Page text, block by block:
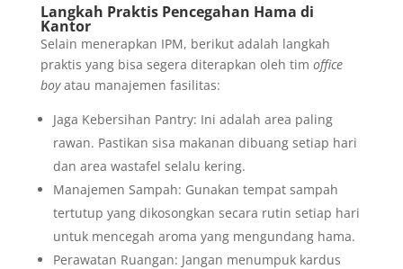
Langkah Praktis Pencegahan Hama di
Kantor
Selain menerapkan IPM, berikut adalah langkah
praktis yang bisa segera diterapkan oleh tim office
boyatau manajemen fasilitas:
Jaga Kebersihan Pantry: Ini adalah area paling
rawan. Pastikan sisa makanan dibuang setiap hari
dan area wastafel selalu kering.
Manajemen Sampah: Gunakan tempat sampah
tertutup yang dikosongkan secara rutin setiap hari
untuk mencegah aroma yang mengundang hama.
Perawatan Ruangan: Jangan menumpuk kardus